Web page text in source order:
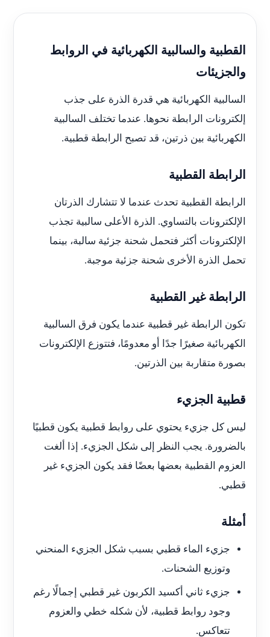
القطبية والسالبية الكهربائية في الروابط
والجزيئات
السالبية الكهربائية هي قدرة الذرة على جذب
إلكترونات الرابطة نحوها. عندما تختلف السالبية
الكهربائية بين ذرتين، قد تصبح الرابطة قطبية.
الرابطة القطبية
الرابطة القطبية تحدث عندما لا تتشارك الذرتان
الإلكترونات بالتساوي. الذرة الأعلى سالبية تجذب
الإلكترونات أكثر فتحمل شحنة جزئية سالبة، بينما
تحمل الذرة الأخرى شحنة جزئية موجبة.
الرابطة غير القطبية
تكون الرابطة غير قطبية عندما يكون فرق السالبية
الكهربائية صغيرًا جدًا أو معدومًا، فتتوزع الإلكترونات
بصورة متقاربة بين الذرتين.
قطبية الجزيء
ليس كل جزيء يحتوي على روابط قطبية يكون قطبيًا
بالضرورة. يجب النظر إلى شكل الجزيء. إذا ألغت
العزوم القطبية بعضها بعضًا فقد يكون الجزيء غير
قطبي.
أمثلة
جزيء الماء قطبي بسبب شكل الجزيء المنحني
وتوزيع الشحنات.
جزيء ثاني أكسيد الكربون غير قطبي إجمالًا رغم
وجود روابط قطبية، لأن شكله خطي والعزوم
تتعاكس.